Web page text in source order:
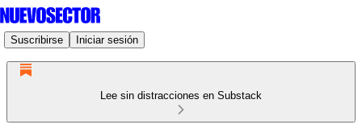
Suscribirse Iniciar sesión
Lee sin distracciones en Substack